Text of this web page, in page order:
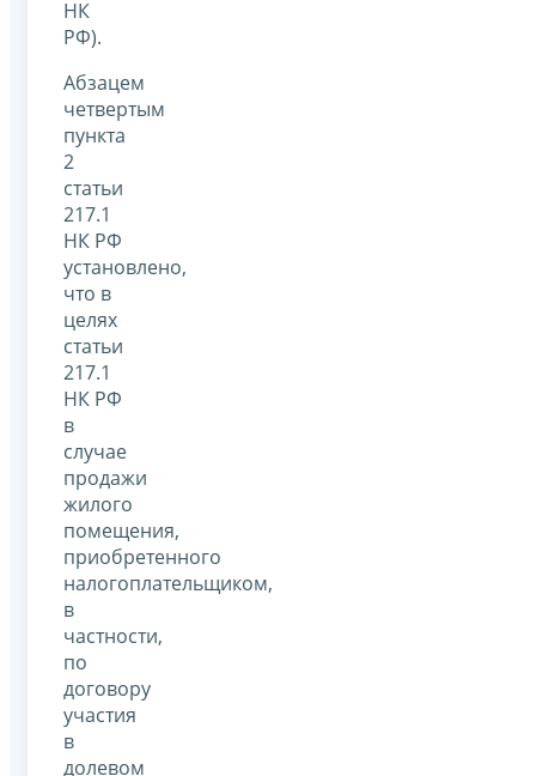
НК
РФ).
Абзацем
четвертым
пункта
2
статьи
217.1
НК РФ
установлено,
что в
целях
статьи
217.1
НК РФ
в
случае
продажи
жилого
помещения,
приобретенного
налогоплательщиком,
в
частности,
по
договору
участия
в
долевом